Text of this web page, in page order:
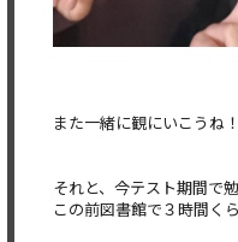
また一緒に観にいこうね！
それと、今テスト期間で
この前図書館で３時間く